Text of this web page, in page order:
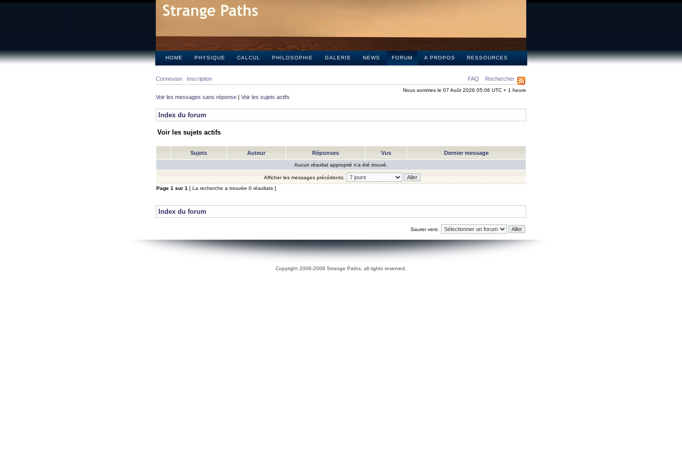
HOME PHYSIQUE CALCUL PHILOSOPHIE GALERIE NEWS FORUM A PROPOS RESSOURCES
FAQ Rechercher
Connexion Inscription
Nous sommes le 07 Août 2026 05:06 UTC + 1 heure
Voir les messages sans réponse | Voir les sujets actifs
Index du forum
Voir les sujets actifs
Sujets Auteur Réponses Vus Dernier message
Aucun résultat approprié n’a été trouvé.
Afficher les messages précédents:
Page 1 sur 1 [ La recherche a trouvée 0 résultats ]
Index du forum
Sauter vers:
Copyright 2006-2008 Strange Paths, all rights reserved.